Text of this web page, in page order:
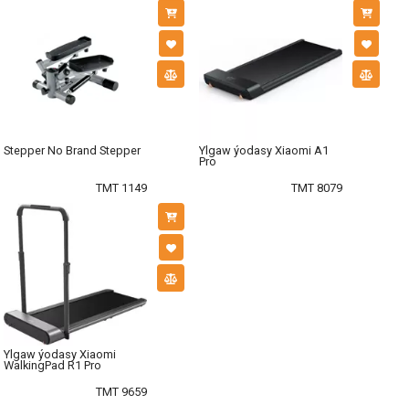
Stepper No Brand Stepper
TMT 1149
Ylgaw ýodasy Xiaomi A1
Pro
TMT 8079
Ylgaw ýodasy Xiaomi
WalkingPad R1 Pro
TMT 9659